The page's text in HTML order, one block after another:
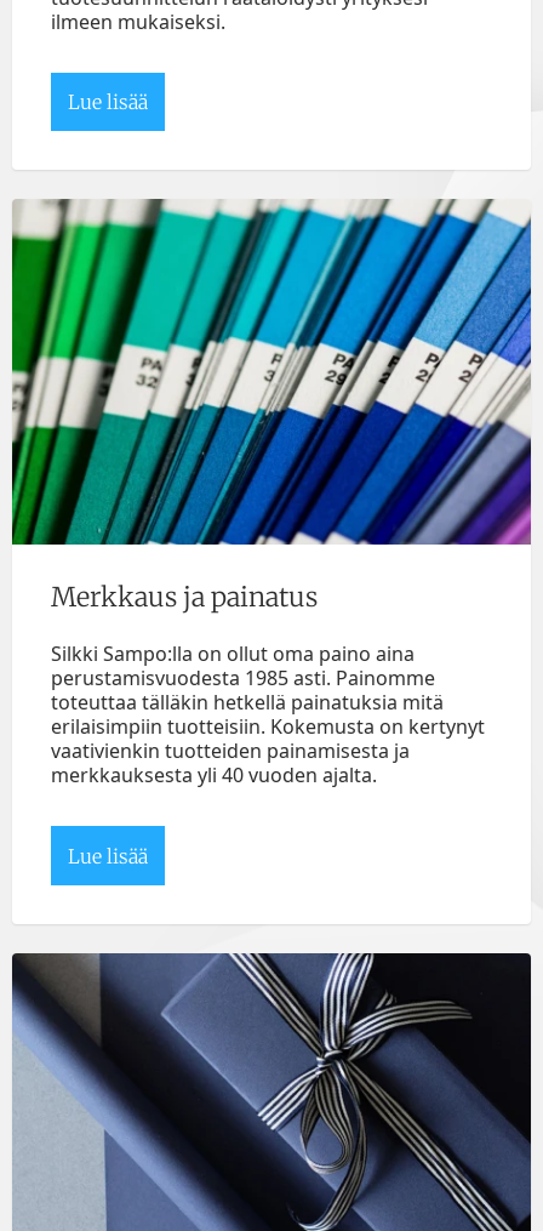
ilmeen mukaiseksi.
Lue lisää
Merkkaus ja painatus
Silkki Sampo:lla on ollut oma paino aina
perustamisvuodesta 1985 asti. Painomme
toteuttaa tälläkin hetkellä painatuksia mitä
erilaisimpiin tuotteisiin. Kokemusta on kertynyt
vaativienkin tuotteiden painamisesta ja
merkkauksesta yli 40 vuoden ajalta.
Lue lisää